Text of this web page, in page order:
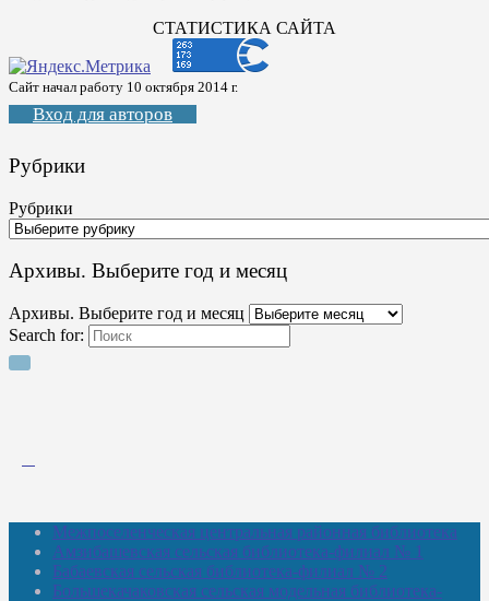
СТАТИСТИКА САЙТА
Сайт начал работу 10 октября 2014 г.
Вход для авторов
Рубрики
Рубрики
Архивы. Выберите год и месяц
Архивы. Выберите год и месяц
Search for:
Межпоселенческая центральная районная библиотека
Амзибашевская сельская библиотека-филиал № 1
Бабаевская сельская библиотека-филиал № 2
Большекачаковская сельская модельная библиотека-